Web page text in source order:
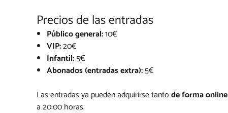
Precios de las entradas
Público general:10€
VIP:20€
Infantil:5€
Abonados (entradas extra):5€
Las entradas ya pueden adquirirse tantode forma online
a 20:00 horas.